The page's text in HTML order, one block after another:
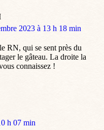
2023 à 13 h 18 min
RN, qui se sent près du
le gâteau. La droite la
connaissez !
h 07 min